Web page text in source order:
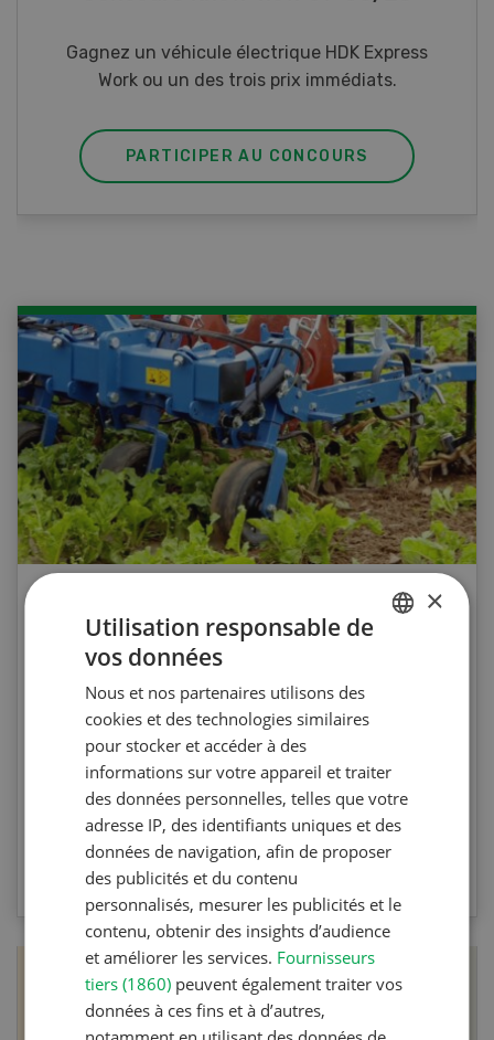
Gagnez l’un des cinq couteaux de poche LANDI
PARTICIPER AU CONCOURS
mécanique
Testez vos connaissances en participant à
l’Agri Quiz de la Revue UFA. Les questions
portent sur le désherbage mécanique et les
machines spécifiques.
VERS LE QUIZ
×
Utilisation responsable de
vos données
Nous et nos partenaires utilisons des
cookies et des technologies similaires
pour stocker et accéder à des
informations sur votre appareil et traiter
des données personnelles, telles que votre
adresse IP, des identifiants uniques et des
données de navigation, afin de proposer
des publicités et du contenu
personnalisés, mesurer les publicités et le
contenu, obtenir des insights d’audience
et améliorer les services. Fournisseurs
tiers (1860) peuvent également traiter vos
données à ces fins et à d’autres,